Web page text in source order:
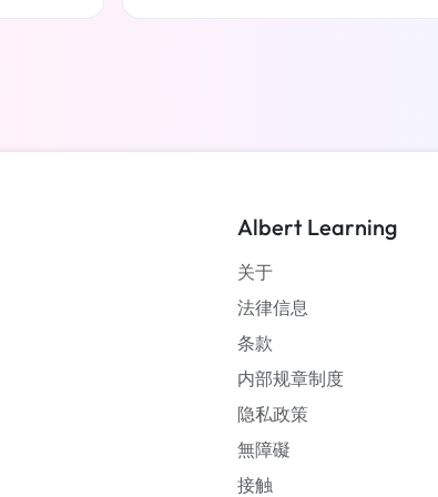
Albert Learning
关于
法律信息
条款
内部规章制度
隐私政策
無障礙
接触